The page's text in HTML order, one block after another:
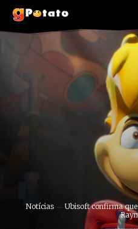
Notícias
Ubisoft confirma